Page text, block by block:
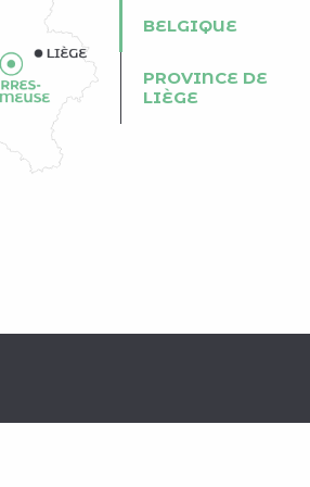
BELGIQUE
PROVINCE DE
LIÈGE